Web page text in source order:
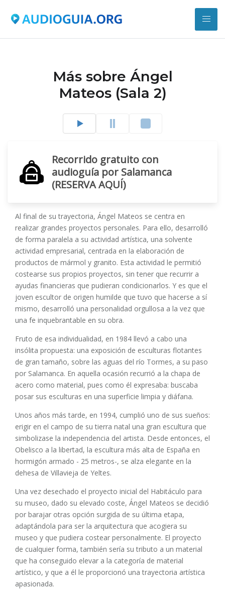
Más sobre Ángel
Mateos (Sala 2)
Recorrido gratuito con
audioguía por Salamanca
(RESERVA AQUÍ)
Al final de su trayectoria, Ángel Mateos se centra en
realizar grandes proyectos personales. Para ello, desarrolló
de forma paralela a su actividad artística, una solvente
actividad empresarial, centrada en la elaboración de
productos de mármol y granito. Esta actividad le permitió
costearse sus propios proyectos, sin tener que recurrir a
ayudas financieras que pudieran condicionarlos. Y es que el
joven escultor de origen humilde que tuvo que hacerse a sí
mismo, desarrolló una personalidad orgullosa a la vez que
una fe inquebrantable en su obra.
Fruto de esa individualidad, en 1984 llevó a cabo una
insólita propuesta: una exposición de esculturas flotantes
de gran tamaño, sobre las aguas del río Tormes, a su paso
por Salamanca. En aquella ocasión recurrió a la chapa de
acero como material, pues como él expresaba: buscaba
posar sus esculturas en una superficie limpia y diáfana.
Unos años más tarde, en 1994, cumplió uno de sus sueños:
erigir en el campo de su tierra natal una gran escultura que
simbolizase la independencia del artista. Desde entonces, el
Obelisco a la libertad, la escultura más alta de España en
hormigón armado - 25 metros-, se alza elegante en la
dehesa de Villavieja de Yeltes.
Una vez desechado el proyecto inicial del Habitáculo para
su museo, dado su elevado coste, Ángel Mateos se decidió
por barajar otras opción surgida de su última etapa,
adaptándola para ser la arquitectura que acogiera su
museo y que pudiera costear personalmente. El proyecto
de cualquier forma, también sería su tributo a un material
que ha conseguido elevar a la categoría de material
artístico, y que a él le proporcionó una trayectoria artística
apasionada.